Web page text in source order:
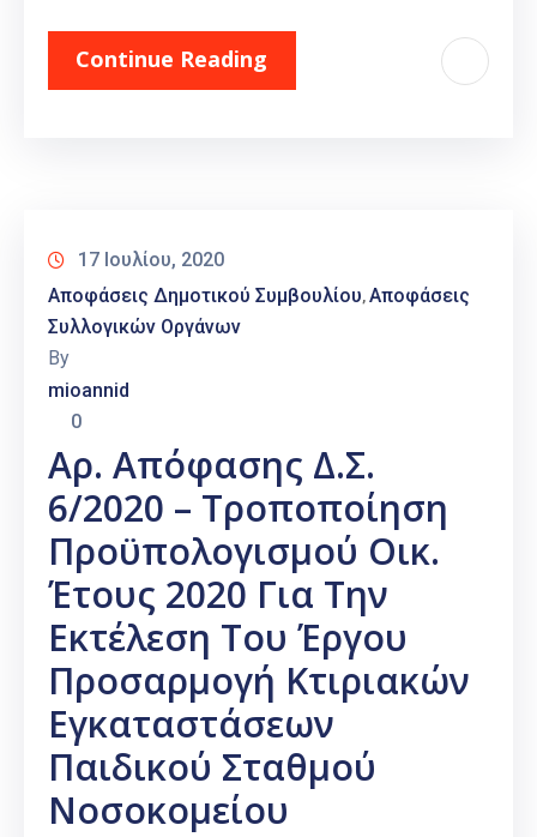
Continue Reading
17 Ιουλίου, 2020
Αποφάσεις Δημοτικού Συμβουλίου‚Αποφάσεις
Συλλογικών Οργάνων
By
mioannid
0
Αρ. Απόφασης Δ.Σ.
6/2020 – Τροποποίηση
Προϋπολογισμού Οικ.
Έτους 2020 Για Την
Εκτέλεση Του Έργου
Προσαρμογή Κτιριακών
Εγκαταστάσεων
Παιδικού Σταθμού
Νοσοκομείου